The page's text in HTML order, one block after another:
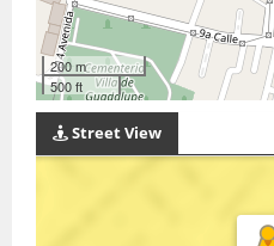
200 m
500 ft
Street View